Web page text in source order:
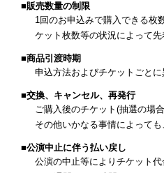
■販売数量の制限
1回のお申込みで購入できる枚
ケット枚数等の状況によって
■商品引渡時期
申込方法およびチケットごと
■交換、キャンセル、再発行
ご購入後のチケット(抽選の場
その他いかなる事情によっても
■公演中止に伴う払い戻し
公演の中止等によりチケット